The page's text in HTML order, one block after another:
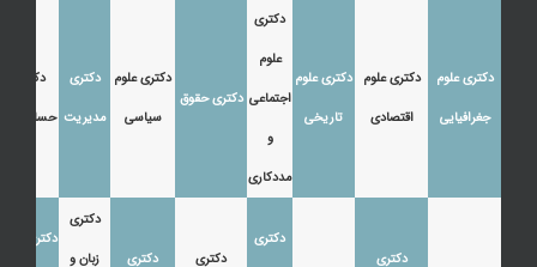
دکتری علوم
جغرافیایی
دکتری علوم
اقتصادی
دکتری علوم
تاریخی
دکتری
علوم
اجتماعی
و
مددکاری
دکتری حقوق
دکتری علوم
سیاسی
دکتری
مدیریت
دکتری
حسابداری
دکتری
دکتری
دکتری
دکتری
دکتری
زبان و
دکتری زبان